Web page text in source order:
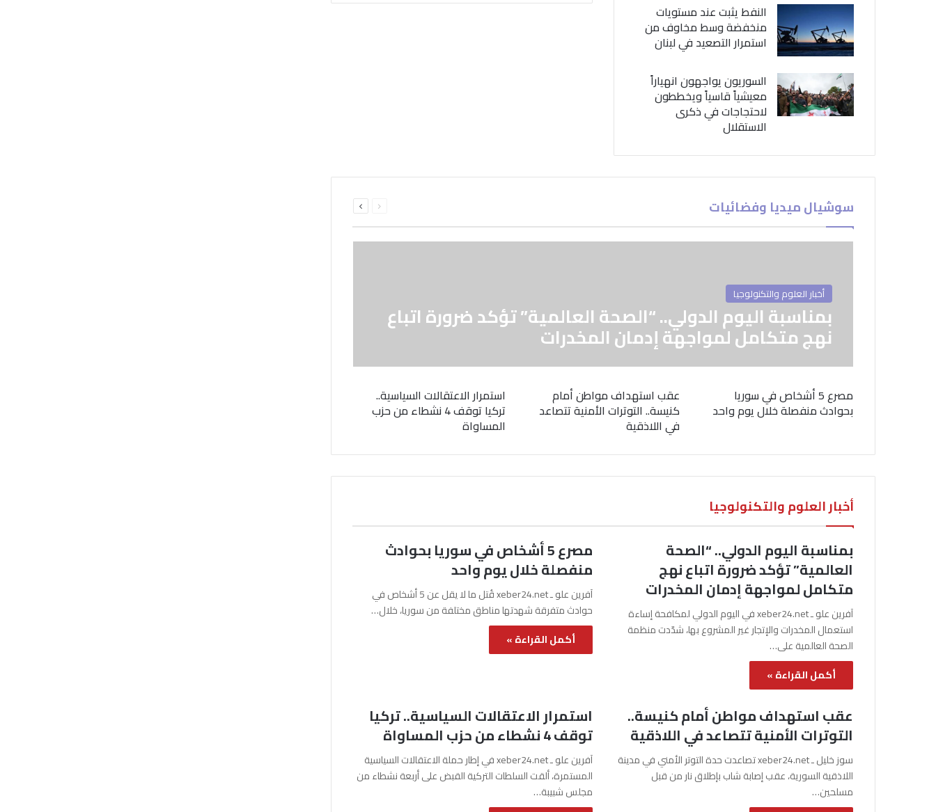
النفط يثبت عند مستويات
منخفضة وسط مخاوف من
استمرار التصعيد في لبنان
السوريون يواجهون انهياراً
معيشياً قاسياً ويخططون
لاحتجاجات في ذكرى
الاستقلال
سوشيال ميديا وفضائيات الصفحةالصفحة
أخبار العلوم والتكنولوجيا
بمناسبة اليوم الدولي.. “الصحة العالمية” تؤكد ضرورة اتباع
نهج متكامل لمواجهة إدمان المخدرات
مصرع 5 أشخاص في سوريا
بحوادث منفصلة خلال يوم واحد
عقب استهداف مواطن أمام
كنيسة.. التوترات الأمنية تتصاعد
في اللاذقية
استمرار الاعتقالات السياسية..
تركيا توقف 4 نشطاء من حزب
المساواة
أخبار العلوم والتكنولوجيا
بمناسبة اليوم الدولي.. “الصحة
العالمية” تؤكد ضرورة اتباع نهج
متكامل لمواجهة إدمان المخدرات
آفرين علو ـ xeber24.net في اليوم الدولي لمكافحة إساءة
استعمال المخدرات والإتجار غير المشروع بها، شدّدت منظمة
الصحة العالمية على…
أكمل القراءة »
مصرع 5 أشخاص في سوريا بحوادث
منفصلة خلال يوم واحد
آفرين علو ـ xeber24.net قُتل ما لا يقل عن 5 أشخاص في
حوادث متفرقة شهدتها مناطق مختلفة من سوريا، خلال…
أكمل القراءة »
عقب استهداف مواطن أمام كنيسة..
التوترات الأمنية تتصاعد في اللاذقية
سوز خليل ـ xeber24.net تصاعدت حدة التوتر الأمني في مدينة
اللاذقية السورية، عقب إصابة شاب بإطلاق نار من قبل
مسلحين…
استمرار الاعتقالات السياسية.. تركيا
توقف 4 نشطاء من حزب المساواة
آفرين علو ـ xeber24.net في إطار حملة الاعتقالات السياسية
المستمرة، ألقت السلطات التركية القبض على أربعة نشطاء من
مجلس شبيبة…